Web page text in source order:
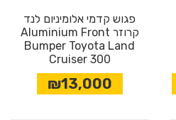
פגוש קדמי אלומיניום לנד
קרוזר Aluminium Front
Bumper Toyota Land
Cruiser 300
₪13,000